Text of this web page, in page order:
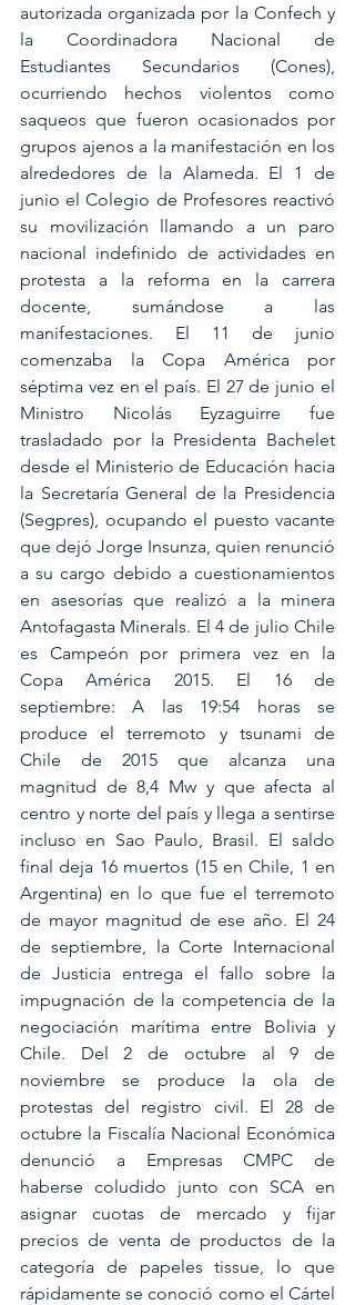
autorizada organizada por la Confech y
la Coordinadora Nacional de
Estudiantes Secundarios (Cones),
ocurriendo hechos violentos como
saqueos que fueron ocasionados por
grupos ajenos a la manifestación en los
alrededores de la Alameda. El 1 de
junio el Colegio de Profesores reactivó
su movilización llamando a un paro
nacional indefinido de actividades en
protesta a la reforma en la carrera
docente, sumándose a las
manifestaciones. El 11 de junio
comenzaba la Copa América por
séptima vez en el país. El 27 de junio el
Ministro Nicolás Eyzaguirre fue
trasladado por la Presidenta Bachelet
desde el Ministerio de Educación hacia
la Secretaría General de la Presidencia
(Segpres), ocupando el puesto vacante
que dejó Jorge Insunza, quien renunció
a su cargo debido a cuestionamientos
en asesorías que realizó a la minera
Antofagasta Minerals. El 4 de julio Chile
es Campeón por primera vez en la
Copa América 2015. El 16 de
septiembre: A las 19:54 horas se
produce el terremoto y tsunami de
Chile de 2015 que alcanza una
magnitud de 8,4 Mw y que afecta al
centro y norte del país y llega a sentirse
incluso en Sao Paulo, Brasil. El saldo
final deja 16 muertos (15 en Chile, 1 en
Argentina) en lo que fue el terremoto
de mayor magnitud de ese año. El 24
de septiembre, la Corte Internacional
de Justicia entrega el fallo sobre la
impugnación de la competencia de la
negociación marítima entre Bolivia y
Chile. Del 2 de octubre al 9 de
noviembre se produce la ola de
protestas del registro civil. El 28 de
octubre la Fiscalía Nacional Económica
denunció a Empresas CMPC de
haberse coludido junto con SCA en
asignar cuotas de mercado y fijar
precios de venta de productos de la
categoría de papeles tissue, lo que
rápidamente se conoció como el Cártel